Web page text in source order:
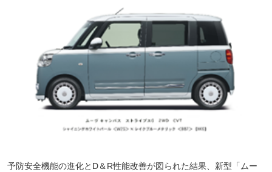
予防安全機能の進化とD＆R性能改善が図られた結果、新型「ムー